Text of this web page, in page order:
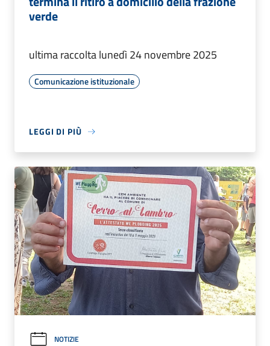
verde
ultima raccolta lunedì 24 novembre 2025
Comunicazione istituzionale
LEGGI DI PIÙ
NOTIZIE